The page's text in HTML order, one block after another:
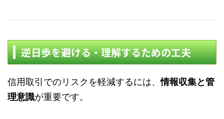
逆日歩を避ける・理解するための工夫
信用取引でのリスクを軽減するには、情報収集と管
理意識が重要です。